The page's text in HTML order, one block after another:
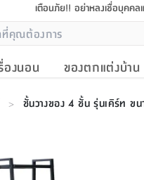
เตือนภัย!! อย่าหลงเชื่อบุคค
องนอน ของตกแต่งบ้าน
> ชั้นวางของ 4 ชั้น รุ่นเคิร์ท